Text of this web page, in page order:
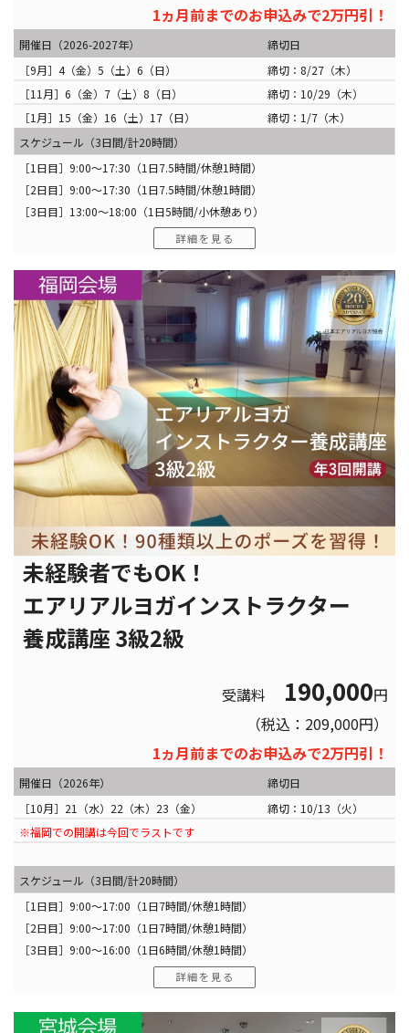
1ヵ月前までのお申込みで2万円引！
開催日（2026-2027年）
締切日
［9月］4（金）5（土）6（日）
締切：8/27（木）
［11月］6（金）7（土）8（日）
締切：10/29（木）
［1月］15（金）16（土）17（日）
締切：1/7（木）
スケジュール（3日間/計20時間）
［1日目］9:00〜17:30（1日7.5時間/休憩1時間）
［2日目］9:00〜17:30（1日7.5時間/休憩1時間）
［3日目］13:00〜18:00（1日5時間/小休憩あり）
詳細を見る
未経験者でもOK！
エアリアルヨガインストラクター
養成講座 3級2級
受講料 190,000円
（税込：209,000円）
1ヵ月前までのお申込みで2万円引！
開催日（2026年）
締切日
［10月］21（水）22（木）23（金）
締切：10/13（火）
※福岡での開講は今回でラストです
スケジュール（3日間/計20時間）
［1日目］9:00〜17:00（1日7時間/休憩1時間）
［2日目］9:00〜17:00（1日7時間/休憩1時間）
［3日目］9:00〜16:00（1日6時間/休憩1時間）
詳細を見る